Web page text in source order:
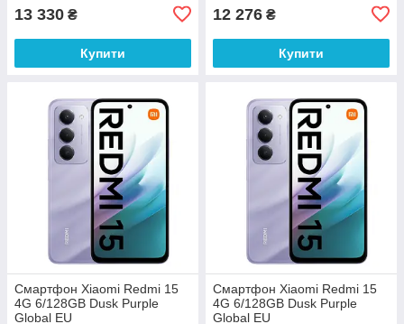
13 330 ₴
Купити
12 276 ₴
Купити
Смартфон Xiaomi Redmi 15
4G 6/128GB Dusk Purple
Global EU
Смартфон Xiaomi Redmi 15
4G 6/128GB Dusk Purple
Global EU